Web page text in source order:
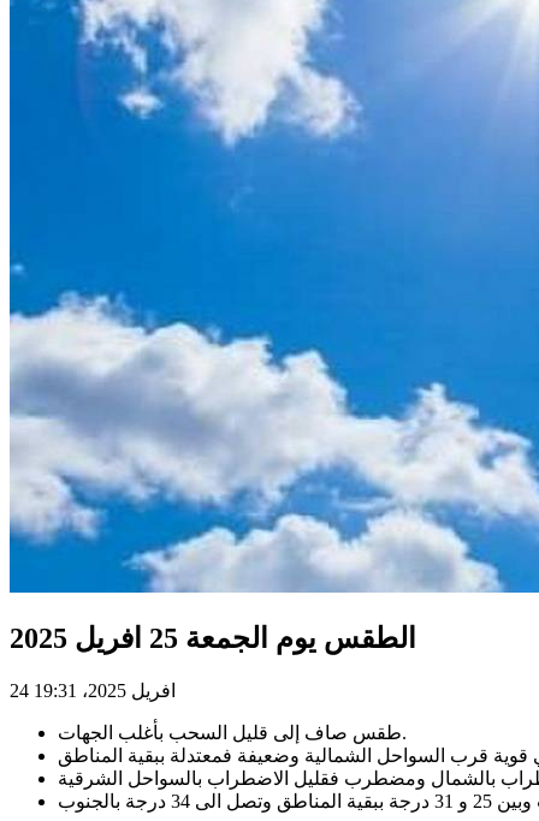
الطقس يوم الجمعة 25 افريل 2025
24 افريل 2025، 19:31
طقس صاف إلى قليل السحب بأغلب الجهات.